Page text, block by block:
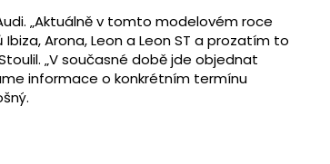
„Aktuálně v tomto modelovém roce
Arona, Leon a Leon ST a prozatím to
„V současné době jde objednat
informace o konkrétním termínu